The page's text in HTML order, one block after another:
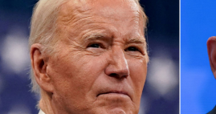
إسرائيل مجالها الجوي لمدة سبع
بالطائرات المسيرة والصواريخ
ردا على غارة إسرائيلية على
سفارة طهران في دمشق قتل فيها 16 شخصًا منهم مسؤول